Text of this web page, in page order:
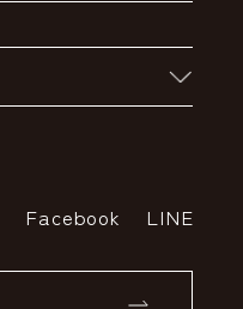
Facebook LINE